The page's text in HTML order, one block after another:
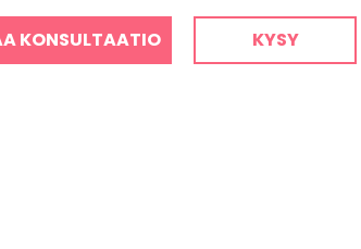
KONSULTAATIO KYSY